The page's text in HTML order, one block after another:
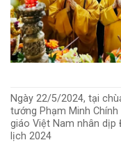
Ngày 22/5/2024, tại
tướng Phạm Minh
giáo Việt Nam nhân dịp
lịch 2024